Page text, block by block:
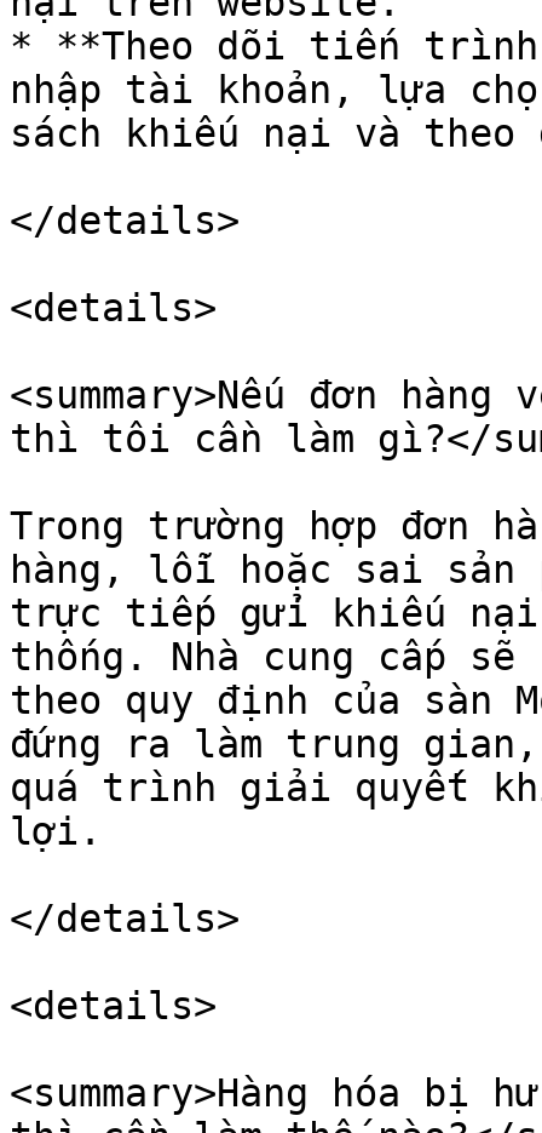
* **Theo dõi tiến trình
nhập tài khoản, lựa
sách khiếu nại và
</details>
<details>
<summary>Nếu đơn
thì tôi cần làm gì?</
Trong trường hợp đơn
hàng, lỗi hoặc sai sản
trực tiếp gửi khiếu nại
thống. Nhà cung cấp
theo quy định của sàn
đứng ra làm trung
quá trình giải quyết
lợi.
</details>
<details>
<summary>Hàng hóa bị